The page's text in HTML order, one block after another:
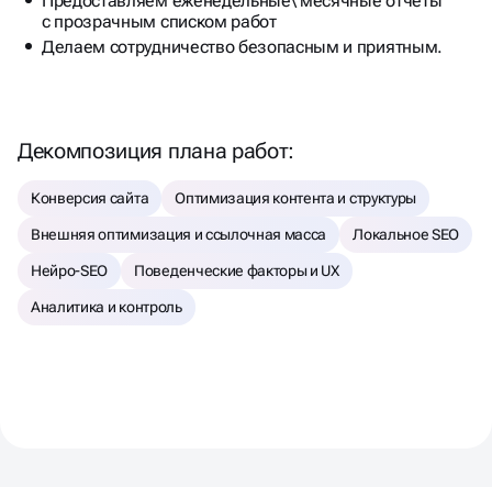
Декомпозиция плана работ:
Внешняя оптимизация и ссылочная масса